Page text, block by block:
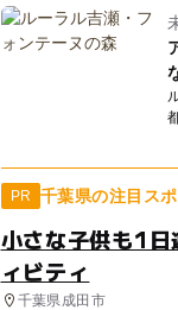
ル・旅館
PR 千葉県の注目ス
小さな子供も1
ィビティ
千葉県成田市